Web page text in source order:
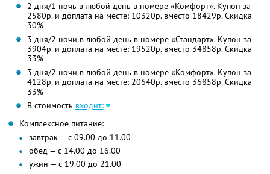
2 дня/1 ночь в любой день в номере «Комфорт». Купон за
2580р. и доплата на месте: 10320р. вместо 18429р. Скидка
30%
3 дня/2 ночи в любой день в номере «Стандарт». Купон за
3904р. и доплата на месте: 19520р. вместо 34858р. Скидка
33%
3 дня/2 ночи в любой день в номере «Комфорт». Купон за
4128р. и доплата на месте: 20640р. вместо 36858р. Скидка
33%
В стоимость входит:
Комплексное питание:
завтрак — с 09.00 до 11.00
обед — с 14.00 до 16.00
ужин — с 19.00 до 21.00